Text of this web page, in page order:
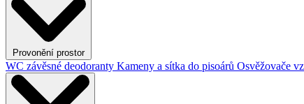
Provonění prostor
WC závěsné deodoranty Kameny a sítka do pisoárů Osvěžovače